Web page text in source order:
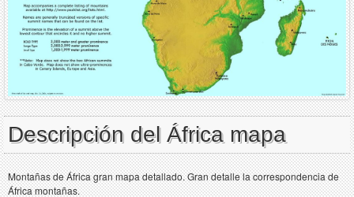
Descripción del África mapa
Montañas de África gran mapa detallado. Gran detalle la correspondencia de
África montañas.